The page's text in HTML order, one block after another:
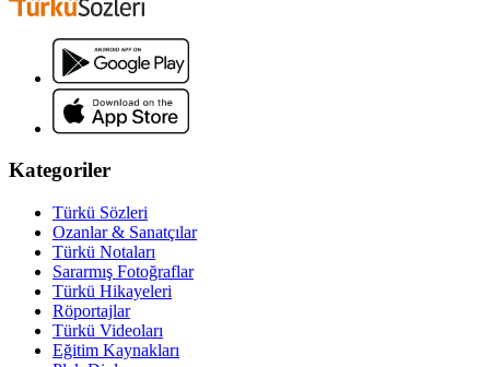
Kategoriler
Türkü Sözleri
Ozanlar & Sanatçılar
Türkü Notaları
Sararmış Fotoğraflar
Türkü Hikayeleri
Röportajlar
Türkü Videoları
Eğitim Kaynakları